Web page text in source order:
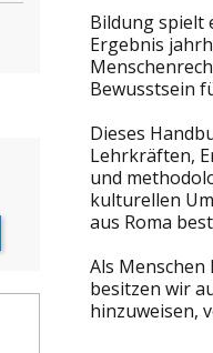
Bildung spielt
Ergebnis
Bewusstsein
Dieses
Lehrkräften,
und
kulturellen
aus Roma
Als
besitzen wir
hinzuweisen,